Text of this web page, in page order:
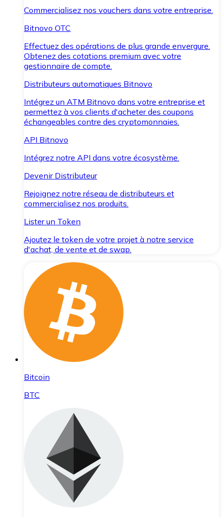
Commercialisez nos vouchers dans votre entreprise.
Bitnovo OTC
Effectuez des opérations de plus grande envergure.
Obtenez des cotations premium avec votre
gestionnaire de compte.
Distributeurs automatiques Bitnovo
Intégrez un ATM Bitnovo dans votre entreprise et
permettez à vos clients d'acheter des coupons
échangeables contre des cryptomonnaies.
API Bitnovo
Intégrez notre API dans votre écosystème.
Devenir Distributeur
Rejoignez notre réseau de distributeurs et
commercialisez nos produits.
Lister un Token
Ajoutez le token de votre projet à notre service
d'achat, de vente et de swap.
Bitcoin
BTC